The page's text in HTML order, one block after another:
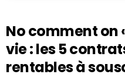
No comment on
vie : les 5
rentables à